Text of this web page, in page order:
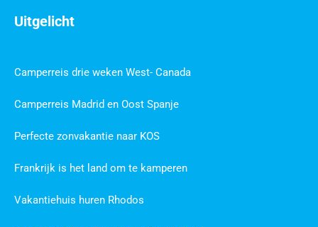
Uitgelicht
Camperreis drie weken West- Canada
Camperreis Madrid en Oost Spanje
Perfecte zonvakantie naar KOS
Frankrijk is het land om te kamperen
Vakantiehuis huren Rhodos